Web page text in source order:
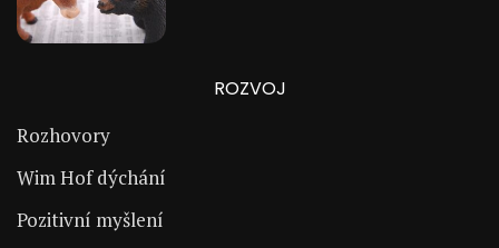
ROZVOJ
Rozhovory
Wim Hof dýchání
Pozitivní myšlení